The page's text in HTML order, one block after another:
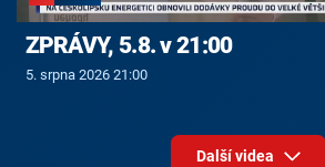
ZPRÁVY, 5.8. v 21:00
5. srpna 2026 21:00
Další videa